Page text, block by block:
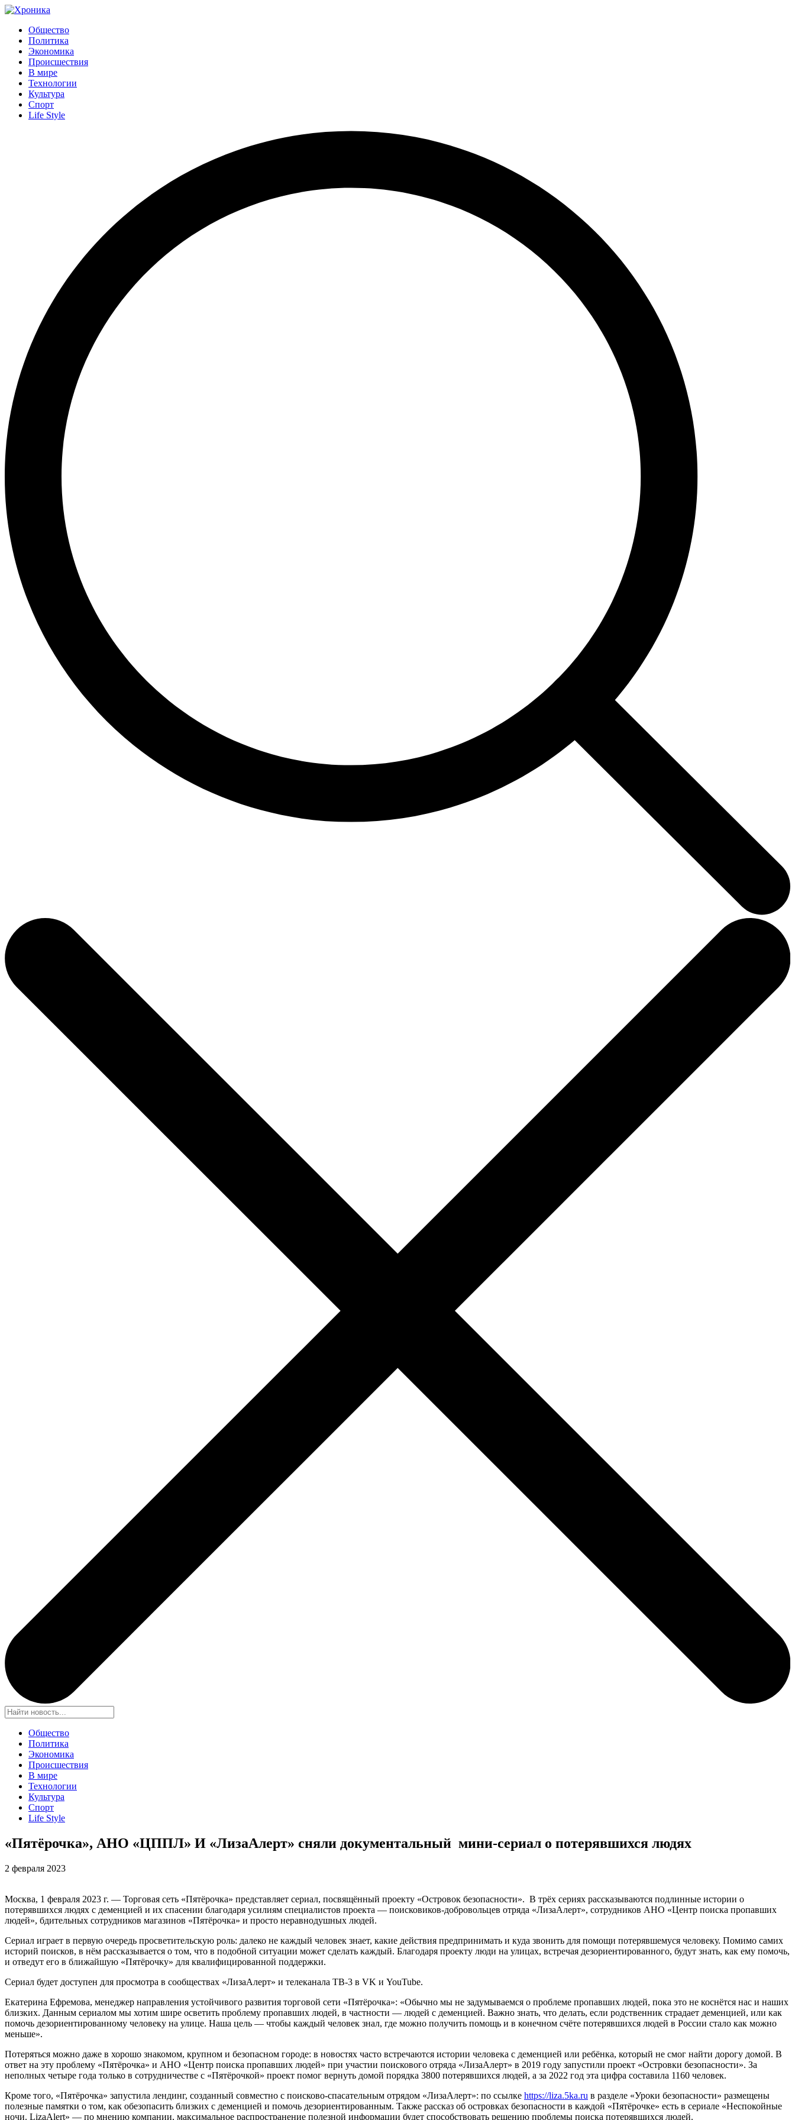
Общество
Политика
Экономика
Происшествия
В мире
Технологии
Культура
Спорт
Life Style
Общество
Политика
Экономика
Происшествия
В мире
Технологии
Культура
Спорт
Life Style
«Пятёрочка», АНО «ЦППЛ» И «ЛизаАлерт» сняли документальный мини-сериал о потерявшихся людях
2 февраля 2023
Москва, 1 февраля 2023 г. — Торговая сеть «Пятёрочка» представляет сериал, посвящённый проекту «Островок безопасности». В трёх сериях рассказываются подлинные истории о
потерявшихся людях с деменцией и их спасении благодаря усилиям специалистов проекта — поисковиков-добровольцев отряда «ЛизаАлерт», сотрудников АНО «Центр поиска пропавших
людей», бдительных сотрудников магазинов «Пятёрочка» и просто неравнодушных людей.
Сериал играет в первую очередь просветительскую роль: далеко не каждый человек знает, какие действия предпринимать и куда звонить для помощи потерявшемуся человеку. Помимо самих
историй поисков, в нём рассказывается о том, что в подобной ситуации может сделать каждый. Благодаря проекту люди на улицах, встречая дезориентированного, будут знать, как ему помочь,
и отведут его в ближайшую «Пятёрочку» для квалифицированной поддержки.
Сериал будет доступен для просмотра в сообществах «ЛизаАлерт» и телеканала ТВ-3 в VK и YouTube.
Екатерина Ефремова, менеджер направления устойчивого развития торговой сети «Пятёрочка»: «Обычно мы не задумываемся о проблеме пропавших людей, пока это не коснётся нас и наших
близких. Данным сериалом мы хотим шире осветить проблему пропавших людей, в частности — людей с деменцией. Важно знать, что делать, если родственник страдает деменцией, или как
помочь дезориентированному человеку на улице. Наша цель — чтобы каждый человек знал, где можно получить помощь и в конечном счёте потерявшихся людей в России стало как можно
меньше».
Потеряться можно даже в хорошо знакомом, крупном и безопасном городе: в новостях часто встречаются истории человека с деменцией или ребёнка, который не смог найти дорогу домой. В
ответ на эту проблему «Пятёрочка» и АНО «Центр поиска пропавших людей» при участии поискового отряда «ЛизаАлерт» в 2019 году запустили проект «Островки безопасности». За
неполных четыре года только в сотрудничестве с «Пятёрочкой» проект помог вернуть домой порядка 3800 потерявшихся людей, а за 2022 год эта цифра составила 1160 человек.
Кроме того, «Пятёрочка» запустила лендинг, созданный совместно с поисково-спасательным отрядом «ЛизаАлерт»: по ссылке https://liza.5ka.ru в разделе «Уроки безопасности» размещены
полезные памятки о том, как обезопасить близких с деменцией и помочь дезориентированным. Также рассказ об островках безопасности в каждой «Пятёрочке» есть в сериале «Неспокойные
ночи. LizaAlert» — по мнению компании, максимальное распространение полезной информации будет способствовать решению проблемы поиска потерявшихся людей.